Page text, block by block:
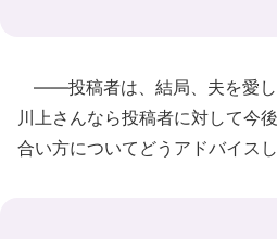
――投稿者は、結局、夫を愛し
川上さんなら投稿者に対して今
合い方についてどうアドバイスし